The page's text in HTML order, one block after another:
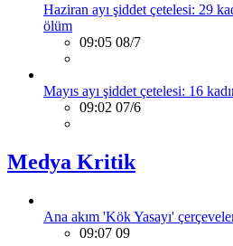
Haziran ayı şiddet çetelesi: 29
ölüm
09:05 08/7
Mayıs ayı şiddet çetelesi: 16
09:02 07/6
Medya Kritik
Ana akım 'Kök Yasayı'
09:07 09